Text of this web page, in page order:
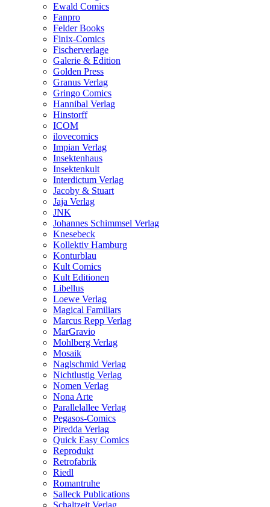
Ewald Comics
Fanpro
Felder Books
Finix-Comics
Fischerverlage
Galerie & Edition
Golden Press
Granus Verlag
Gringo Comics
Hannibal Verlag
Hinstorff
ICOM
ilovecomics
Impian Verlag
Insektenhaus
Insektenkult
Interdictum Verlag
Jacoby & Stuart
Jaja Verlag
JNK
Johannes Schimmsel Verlag
Knesebeck
Kollektiv Hamburg
Konturblau
Kult Comics
Kult Editionen
Libellus
Loewe Verlag
Magical Familiars
Marcus Repp Verlag
MarGravio
Mohlberg Verlag
Mosaik
Naglschmid Verlag
Nichtlustig Verlag
Nomen Verlag
Nona Arte
Parallelallee Verlag
Pegasos-Comics
Piredda Verlag
Quick Easy Comics
Reprodukt
Retrofabrik
Riedl
Romantruhe
Salleck Publications
Schaltzeit Verlag